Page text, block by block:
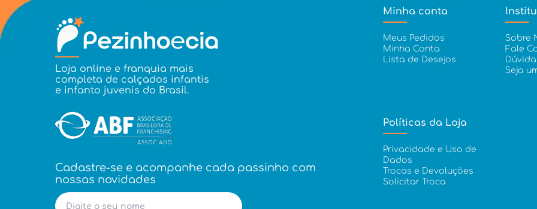
Loja online e franquia mais
completa de calçados infantis
e infanto juvenis do Brasil.
Cadastre-se e acompanhe cada passinho com
nossas novidades
Minha conta
Meus Pedidos
Minha Conta
Lista de Desejos
Sobre
Fale
Seja
Políticas da Loja
Privacidade e Uso de
Dados
Trocas e Devoluções
Solicitar Troca